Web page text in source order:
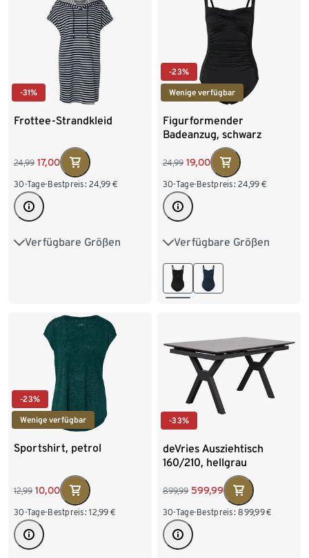
-31%
Frottee-Strandkleid
24,99 17,00
30-Tage-Bestpreis: 24,99 €
Verfügbare Größen
S 36/38 M 40/42
-23%
Wenige verfügbar
Figurformender
Badeanzug, schwarz
24,99 19,00
30-Tage-Bestpreis: 24,99 €
Verfügbare Größen
38 40 42 44
46 48
-23%
Wenige verfügbar
Sportshirt, petrol
12,99 10,00
30-Tage-Bestpreis: 12,99 €
-33%
deVries Ausziehtisch
160/210, hellgrau
899,99 599,99
30-Tage-Bestpreis: 899,99€